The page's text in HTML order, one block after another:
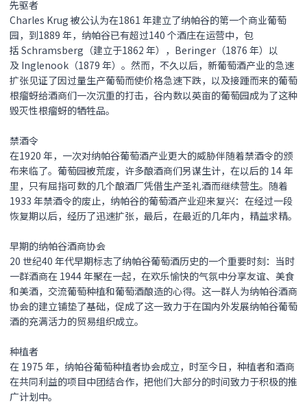
先驱者
Charles Krug 被公认为在1861 年建立了纳帕谷的第一个商业葡萄
园，到1889 年，纳帕谷已有超过140 个酒庄在运营中，包
括 Schramsberg（建立于1862 年），Beringer（1876 年）以
及 Inglenook（1879 年）。然而，不久以后，新葡萄酒产业的急速
扩张见证了因过量生产葡萄而使价格急速下跌，以及接踵而来的葡萄
根瘤蚜给酒商们一次沉重的打击，谷内数以英亩的葡萄园成为了这种
毁灭性根瘤蚜的牺牲品。
禁酒令
在1920 年，一次对纳帕谷葡萄酒产业更大的威胁伴随着禁酒令的颁
布来临了。葡萄园被荒废，许多酿酒商们另谋生计，在以后的 14 年
里，只有屈指可数的几个酿酒厂凭借生产圣礼酒而继续营生。随着
1933 年禁酒令的废止，纳帕谷的葡萄酒产业迎来复兴：在经过一段
恢复期以后，经历了迅速扩张，最后，在最近的几年内，精益求精。
早期的纳帕谷酒商协会
20 世纪40 年代早期标志了纳帕谷葡萄酒历史的一个重要时刻：当时
一群酒商在 1944 年聚在一起，在欢乐愉快的气氛中分享友谊、美食
和美酒，交流葡萄种植和葡萄酒酿造的心得。这一群人为纳帕谷酒商
协会的建立铺垫了基础，促成了这一致力于在国内外发展纳帕谷葡萄
酒的充满活力的贸易组织成立。
种植者
在 1975 年，纳帕谷葡萄种植者协会成立，时至今日，种植者和酒商
在共同利益的项目中团结合作，把他们大部分的时间致力于积极的推
广计划中。